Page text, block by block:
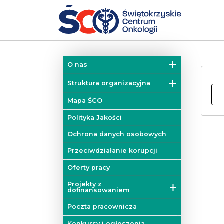
O nas
Misja
Historia
Władze
Struktura organizacyjna
Działy
Kliniki
Zakłady
Colorectal Cancer Unit
Blok operacyjny
Mobilna Pracownia Badań
Diagnostycznych
Poradnie
Mapa ŚCO
Polityka Jakości
Ochrona danych osobowych
Przeciwdziałanie korupcji
Oferty pracy
Projekty z
dofinansowaniem
Projekty unijne
Poczta pracownicza